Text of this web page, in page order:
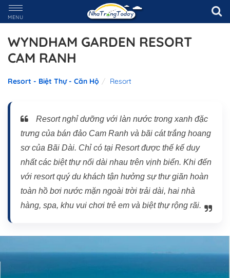
MENU
WYNDHAM GARDEN RESORT
CAM RANH
Resort - Biệt Thự - Căn Hộ Resort
Resort nghỉ dưỡng với làn nước trong xanh đặc
trưng của bán đảo Cam Ranh và bãi cát trắng hoang
sơ của Bãi Dài. Chỉ có tại Resort được thế kế duy
nhất các biệt thự nối dài nhau trên vịnh biển. Khi đến
với resort quý du khách tận hưởng sự thư giãn hoàn
toàn hồ bơi nước mặn ngoài trời trải dài, hai nhà
hàng, spa, khu vui chơi trẻ em và biệt thự rộng rãi.